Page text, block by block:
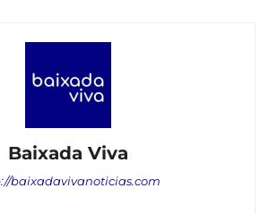
Baixada Viva
baixadavivanoticias.com